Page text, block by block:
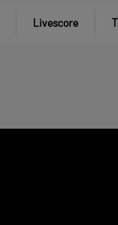
Livescore